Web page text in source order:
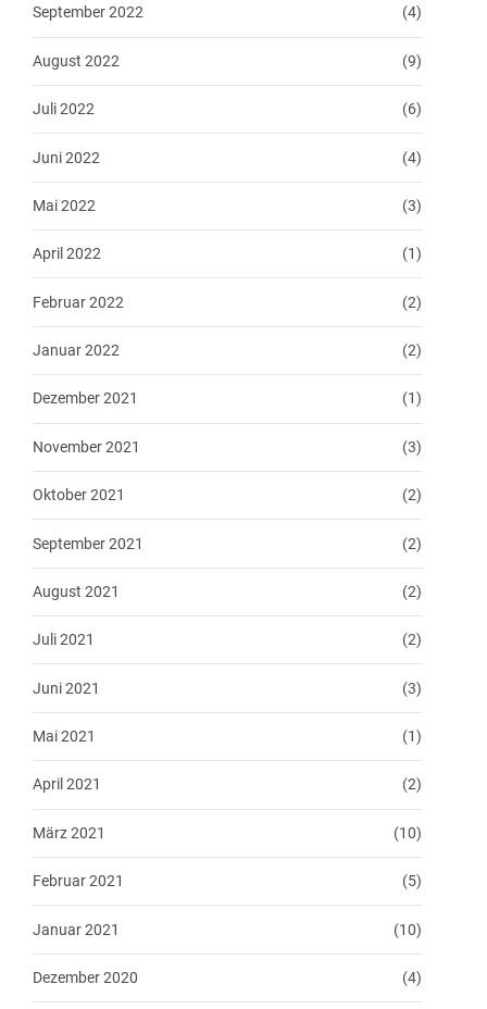
September 2022 (4)
August 2022 (9)
Juli 2022 (6)
Juni 2022 (4)
Mai 2022 (3)
April 2022 (1)
Februar 2022 (2)
Januar 2022 (2)
Dezember 2021 (1)
November 2021 (3)
Oktober 2021 (2)
September 2021 (2)
August 2021 (2)
Juli 2021 (2)
Juni 2021 (3)
Mai 2021 (1)
April 2021 (2)
März 2021 (10)
Februar 2021 (5)
Januar 2021 (10)
Dezember 2020 (4)